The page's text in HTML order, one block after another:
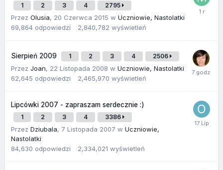
1 2 3 4 2795
Przez Olusia, 20 Czerwca 2015 w Uczniowie, Nastolatki
69,864 odpowiedzi 2,840,782 wyświetleń
Sierpień 2009 1 2 3 4 2506
Przez Joan, 22 Listopada 2008 w Uczniowie, Nastolatki
62,645 odpowiedzi 2,465,970 wyświetleń
Lipcówki 2007 - zapraszam serdecznie :)
1 2 3 4 3386
Przez Dziubala, 7 Listopada 2007 w Uczniowie,
Nastolatki
84,630 odpowiedzi 2,334,021 wyświetleń